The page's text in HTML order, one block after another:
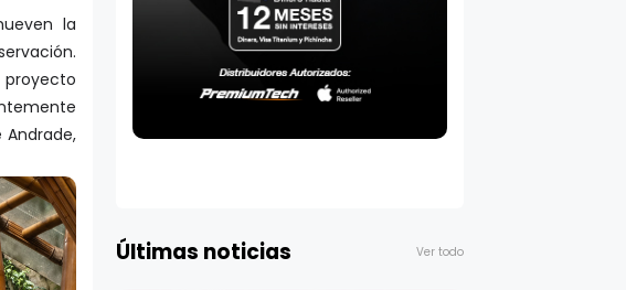
la
Últimas noticias Ver todo